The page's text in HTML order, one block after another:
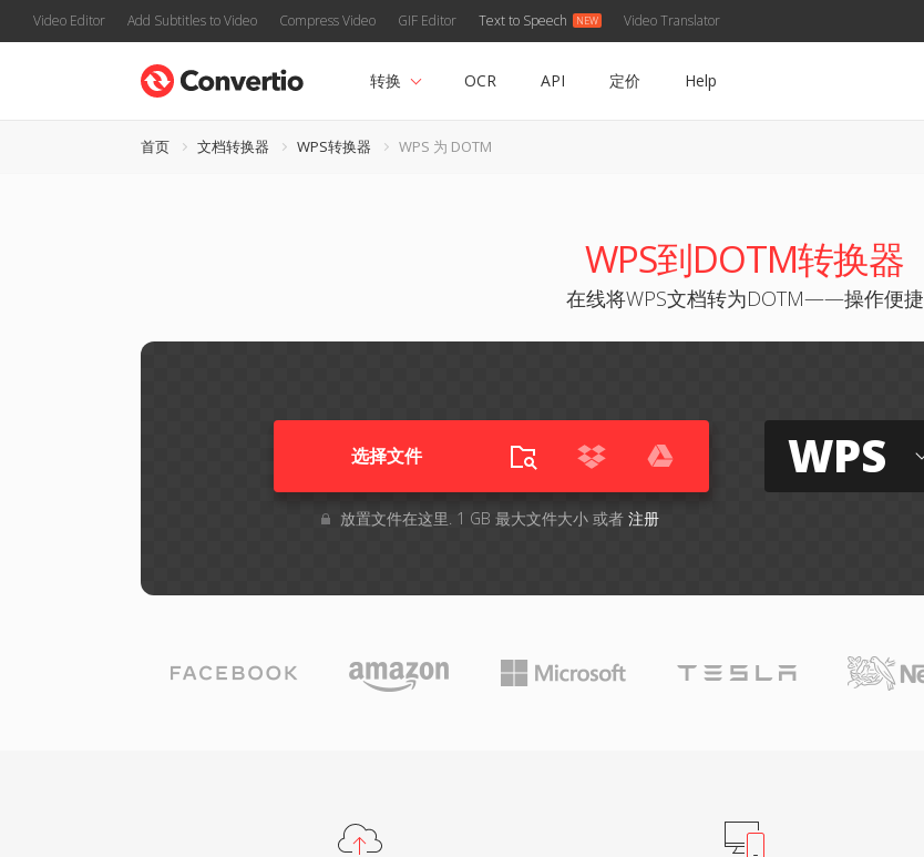
Video Editor Add Subtitles to Video Compress Video GIF Editor Text to Speech Video Translator
转换 OCR API 定价 Help
首页 文档转换器 WPS转换器 WPS 为 DOTM
WPS到DOTM转换器
在线将WPS文档转为DOTM——操作便捷
选择文件
放置文件在这里. 1 GB 最大文件大小 或者 注册
WPS